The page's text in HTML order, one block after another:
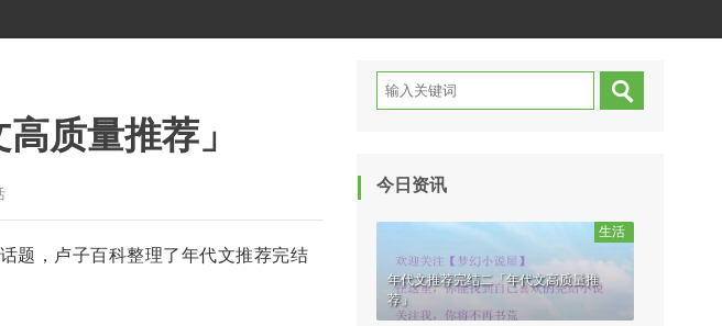
质量推荐」
题，卢子百科整理了年代文推荐完结
今日资讯
生活
年代文推荐完结二「年代文高质量推
荐」